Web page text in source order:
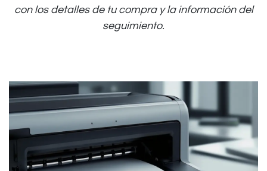
con los detalles de tu compra y la información del
seguimiento.